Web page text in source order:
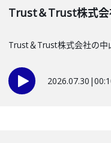
Trust＆Trust株式会
Trust＆Trust株式会社の中
2026.07.30 |